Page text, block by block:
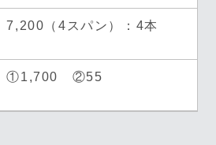
7,200（4スパン）：4本
①1,700 ②55